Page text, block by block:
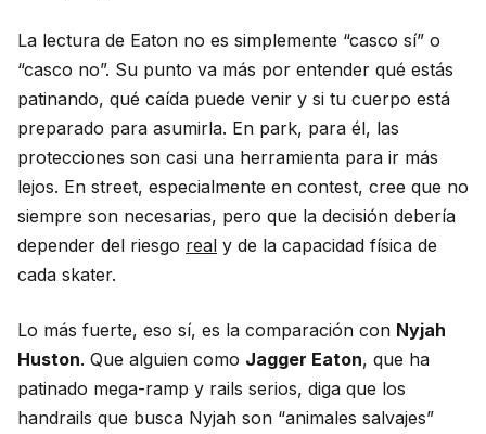
La lectura de Eaton no es simplemente “casco sí” o
“casco no”. Su punto va más por entender qué estás
patinando, qué caída puede venir y si tu cuerpo está
preparado para asumirla. En park, para él, las
protecciones son casi una herramienta para ir más
lejos. En street, especialmente en contest, cree que no
siempre son necesarias, pero que la decisión debería
depender del riesgo real y de la capacidad física de
cada skater.
Lo más fuerte, eso sí, es la comparación con Nyjah
Huston. Que alguien como Jagger Eaton, que ha
patinado mega-ramp y rails serios, diga que los
handrails que busca Nyjah son “animales salvajes”